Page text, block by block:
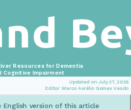
Updated on July 27, 2026
Editor: Marco Aurélio Gomes Veado
Resources for Dementia
Cognitive Impairment
English version of this article